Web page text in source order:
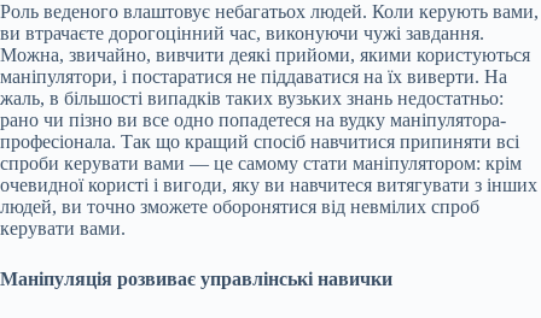
Роль веденого влаштовує небагатьох людей. Коли керують вами,
ви втрачаєте дорогоцінний час, виконуючи чужі завдання.
Можна, звичайно, вивчити деякі прийоми, якими користуються
маніпулятори, і постаратися не піддаватися на їх виверти. На
жаль, в більшості випадків таких вузьких знань недостатньо:
рано чи пізно ви все одно попадетеся на вудку маніпулятора-
професіонала. Так що кращий спосіб навчитися припиняти всі
спроби керувати вами — це самому стати маніпулятором: крім
очевидної користі і вигоди, яку ви навчитеся витягувати з інших
людей, ви точно зможете оборонятися від невмілих спроб
керувати вами.
Маніпуляція розвиває управлінські навички